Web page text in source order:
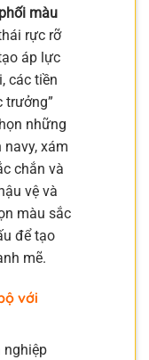
màu
rực rỡ
áp lực
các tiền
trưởng”
những
xám
chắn và
vệ và
màu sắc
để tạo
mẽ.
với
nghiệp